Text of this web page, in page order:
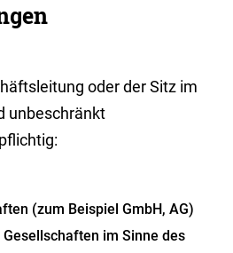
oder der Sitz im
unbeschränkt
(zum Beispiel GmbH, AG)
im Sinne des